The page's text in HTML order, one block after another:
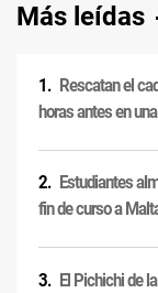
Más leídas
Rescatan el
horas antes en
Estudiantes
fin de curso a
El Pichichi de